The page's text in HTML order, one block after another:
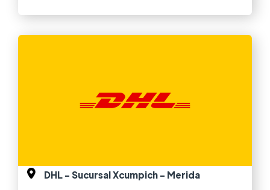
DHL - Sucursal Xcumpich - Merida